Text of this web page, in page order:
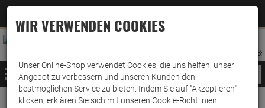
Jetzt für den Newsletter entscheiden und 5% Rabatt auf Ihre nächste Bestellung erhalten
–Zum Newsletter
ANMELDEN
AUFKLAPPEN
MERKZETTEL
WARENKORB:
MENÜ
WIR VERWENDEN COOKIES
Unser Online-Shop verwendet Cookies, die uns helfen, unser
Angebot zu verbessern und unseren Kunden den
bestmöglichen Service zu bieten. Indem Sie auf "Akzeptieren"
klicken, erklären Sie sich mit unseren Cookie-Richtlinien